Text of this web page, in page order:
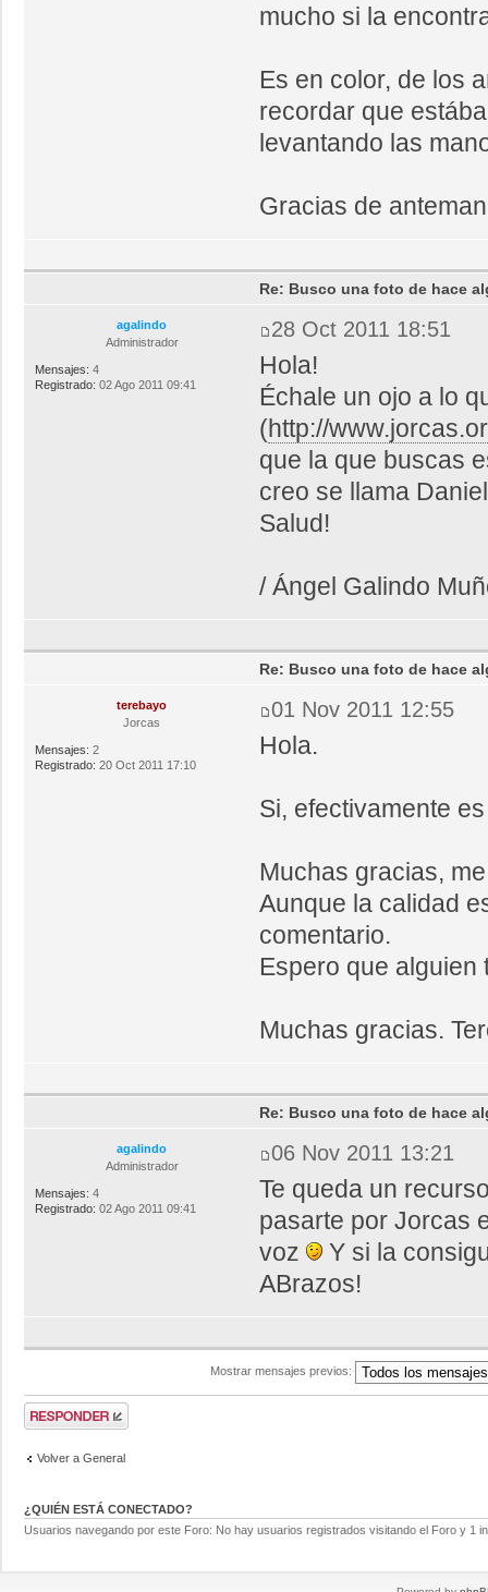
mucho si la
Es en color, de los
recordar que
levantando las
Gracias de
agalindo
Administrador
Mensajes: 4
Registrado: 02 Ago 2011 09:41
Re: Busco una foto de hace
28 Oct 2011 18:51
Hola!
Échale un ojo a lo
(http://
que la que buscas
creo se llama
Salud!
/ Ángel Galindo
terebayo
Jorcas
Mensajes: 2
Registrado: 20 Oct 2011 17:10
Re: Busco una foto de hace
01 Nov 2011 12:55
Hola.
Si, efectivamente
Muchas gracias,
Aunque la calidad
comentario.
Espero que alguien
Muchas gracias.
agalindo
Administrador
Mensajes: 4
Registrado: 02 Ago 2011 09:41
Re: Busco una foto de hace
06 Nov 2011 13:21
Te queda un
pasarte por Jorcas
voz
Y si la
ABrazos!
Mostrar mensajes previos:
Volver a General
¿QUIÉN ESTÁ CONECTADO?
Usuarios navegando por este Foro: No hay usuarios registrados visitando el Foro y 1